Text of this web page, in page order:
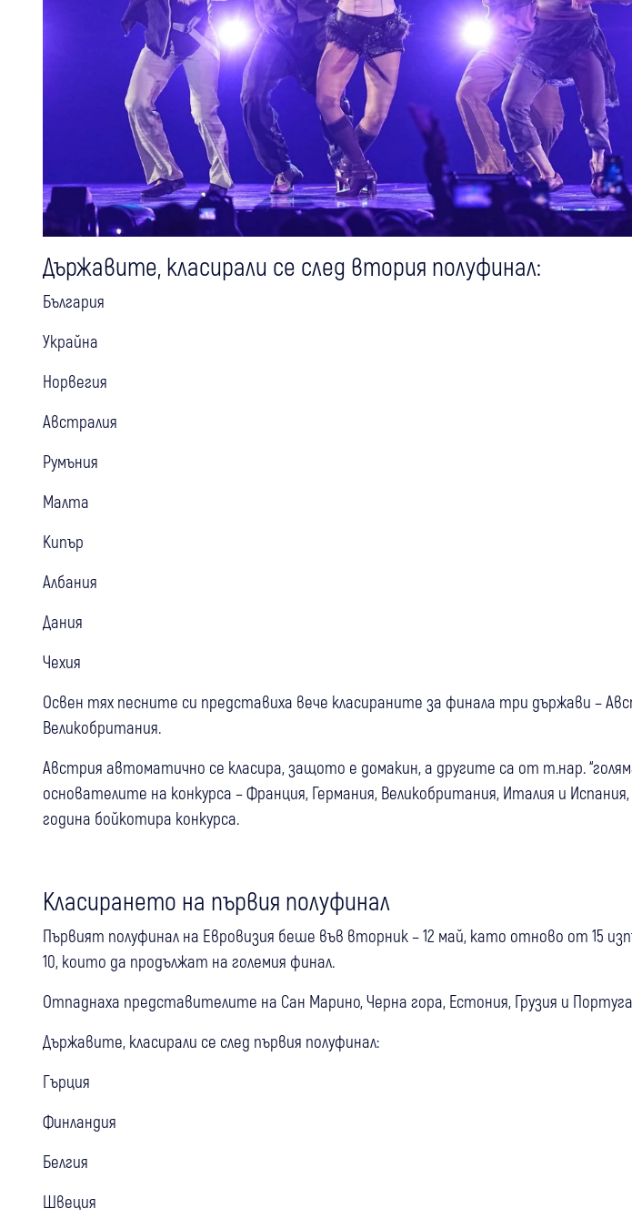
Държавите, класирали се след втория полуфинал:
България
Украйна
Норвегия
Австралия
Румъния
Малта
Кипър
Албания
Дания
Чехия
Освен тях песните си представиха вече класираните за финала три държави –
Великобритания.
Австрия автоматично се класира, защото е домакин, а другите са от т.нар.
основателите на конкурса – Франция, Германия, Великобритания, Италия и
година бойкотира конкурса.
Класирането на първия полуфинал
Първият полуфинал на Евровизия беше във вторник – 12 май, като отново от 15
10, които да продължат на големия финал.
Отпаднаха представителите на Сан Марино, Черна гора, Естония, Грузия и
Държавите, класирали се след първия полуфинал:
Гърция
Финландия
Белгия
Швеция